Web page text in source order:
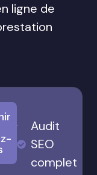
ligne de
Audit
SEO
complet